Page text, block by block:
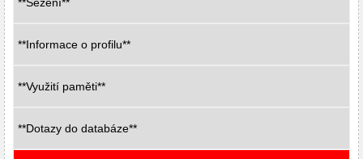
**Informace o profilu**
**Využití paměti**
**Dotazy do databáze**